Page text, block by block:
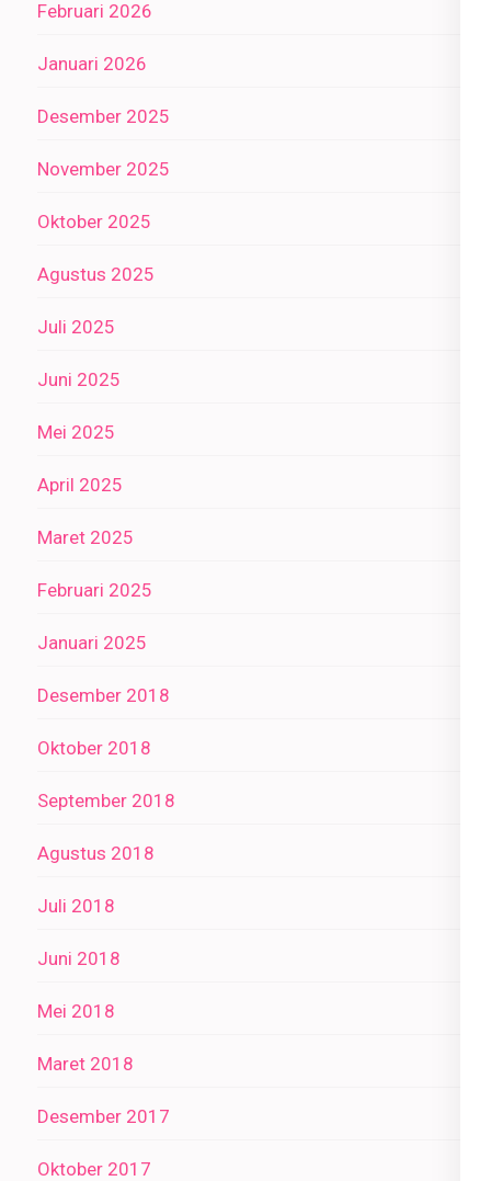
Februari 2026
Januari 2026
Desember 2025
November 2025
Oktober 2025
Agustus 2025
Juli 2025
Juni 2025
Mei 2025
April 2025
Maret 2025
Februari 2025
Januari 2025
Desember 2018
Oktober 2018
September 2018
Agustus 2018
Juli 2018
Juni 2018
Mei 2018
Maret 2018
Desember 2017
Oktober 2017